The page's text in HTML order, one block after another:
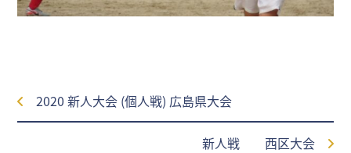
2020 新人大会 (個人戦) 広島県大会
新人戦 西区大会